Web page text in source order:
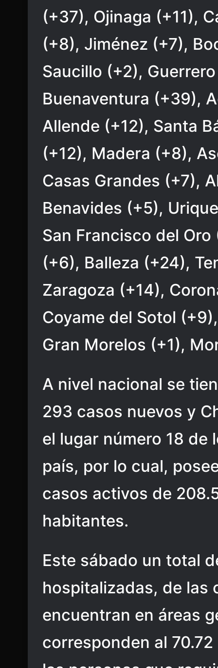
(+37), Ojinaga (+11),
(+8), Jiménez (+7),
Saucillo (+2),
Buenaventura (+39),
Allende (+12), Santa
(+12), Madera (+8),
Casas Grandes (+7),
Benavides (+5),
San Francisco del
(+6), Balleza (+24),
Zaragoza (+14),
Coyame del Sotol
Gran Morelos (+1),
A nivel nacional se
293 casos nuevos y
el lugar número 18 de
país, por lo cual,
casos activos de
habitantes.
Este sábado un total
hospitalizadas, de las
encuentran en áreas
corresponden al